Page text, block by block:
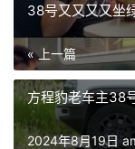
38号又又又又坐
« 上一篇
方程豹老车主38
2024年8月19日